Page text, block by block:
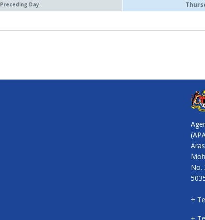
Preceding Day
No.
+